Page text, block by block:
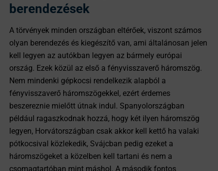
berendezések
A törvények minden országban eltérőek, viszont számos
olyan berendezés és kiegészítő van, ami általánosan jelen
kell legyen az autókban legyen az bármely európai
ország. Ezek közül az első a fényvisszaverő háromszög.
Nem mindenki gépkocsi rendelkezik alapból a
fényvisszaverő háromszögekkel, ezért érdemes
beszereznie mielőtt útnak indul. Spanyolországban
például ragaszkodnak hozzá, hogy két ilyen háromszög
legyen, Horvátországban csak akkor kell kettő ha valaki
pótkocsival közlekedik, Svájcban pedig ezeket a
háromszögeket a közelben kell tartani és nem a
csomagtartóban mint máshol. A második fontos